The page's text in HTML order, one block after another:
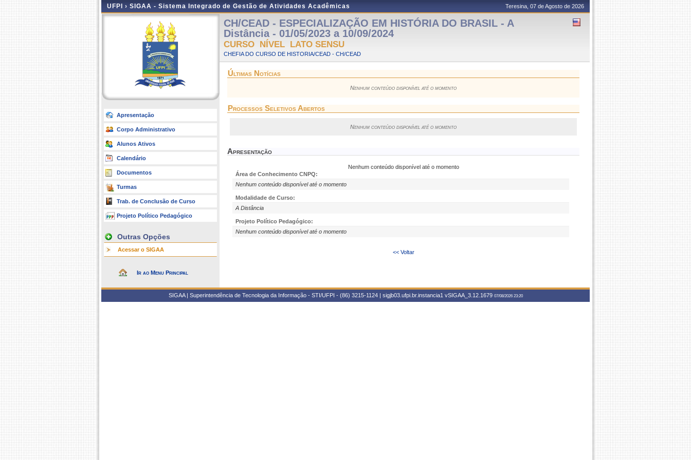
UFPI › SIGAA - Sistema Integrado de Gestão de Atividades Acadêmicas Teresina, 07 de Agosto de 2026
Apresentação
Corpo Administrativo
Alunos Ativos
Calendário
Documentos
Turmas
Trab. de Conclusão de Curso
Projeto Político Pedagógico
Outras Opções
Acessar o SIGAA
Ir ao Menu Principal
CH/CEAD - ESPECIALIZAÇÃO EM HISTÓRIA DO BRASIL - A
Distância - 01/05/2023 a 10/09/2024
CURSO NÍVEL LATO SENSU
CHEFIA DO CURSO DE HISTORIA/CEAD - CH/CEAD
Últimas Notícias
Nenhum conteúdo disponível até o momento
Processos Seletivos Abertos
Nenhum conteúdo disponível até o momento
Apresentação
Nenhum conteúdo disponível até o momento
Área de Conhecimento CNPQ:
Nenhum conteúdo disponível até o momento
Modalidade de Curso:
A Distância
Projeto Político Pedagógico:
Nenhum conteúdo disponível até o momento
<< Voltar
SIGAA | Superintendência de Tecnologia da Informação - STI/UFPI - (86) 3215-1124 | sigjb03.ufpi.br.instancia1 vSIGAA_3.12.1679 07/08/2026 23:20